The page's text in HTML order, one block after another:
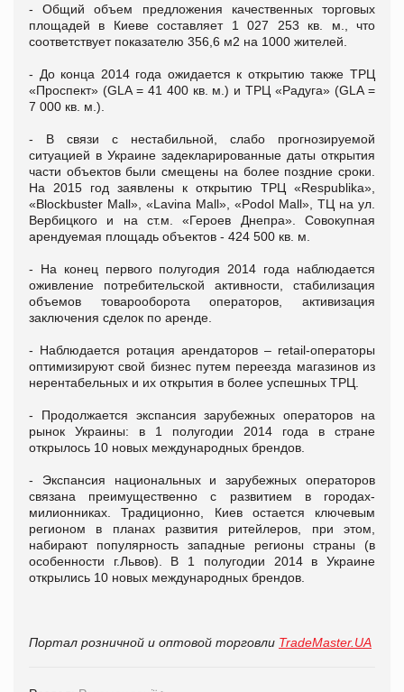
- Общий объем предложения качественных торговых
площадей в Киеве составляет 1 027 253 кв. м., что
соответствует показателю 356,6 м2 на 1000 жителей.
- До конца 2014 года ожидается к открытию также ТРЦ
«Проспект» (GLA = 41 400 кв. м.) и ТРЦ «Радуга» (GLA =
7 000 кв. м.).
- В связи с нестабильной, слабо прогнозируемой
ситуацией в Украине задекларированные даты открытия
части объектов были смещены на более поздние сроки.
На 2015 год заявлены к открытию ТРЦ «Respublika»,
«Blockbuster Mall», «Lavina Mall», «Podol Mall», ТЦ на ул.
Вербицкого и на ст.м. «Героев Днепра». Совокупная
арендуемая площадь объектов - 424 500 кв. м.
- На конец первого полугодия 2014 года наблюдается
оживление потребительской активности, стабилизация
объемов товарооборота операторов, активизация
заключения сделок по аренде.
- Наблюдается ротация арендаторов – retail-операторы
оптимизируют свой бизнес путем переезда магазинов из
нерентабельных и их открытия в более успешных ТРЦ.
- Продолжается экспансия зарубежных операторов на
рынок Украины: в 1 полугодии 2014 года в стране
открылось 10 новых международных брендов.
- Экспансия национальных и зарубежных операторов
связана преимущественно с развитием в городах-
милионниках. Традиционно, Киев остается ключевым
регионом в планах развития ритейлеров, при этом,
набирают популярность западные регионы страны (в
особенности г.Львов). В 1 полугодии 2014 в Украине
открылись 10 новых международных брендов.
Портал розничной и оптовой торговли TradeMaster.UA